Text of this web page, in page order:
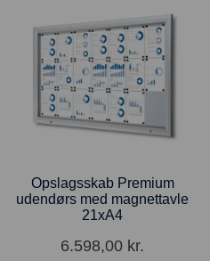
Opslagsskab Premium
udendørs med magnettavle
21xA4
6.598,00 kr.